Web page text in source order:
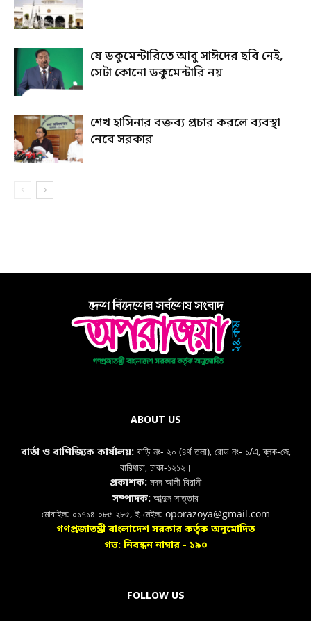
যে ডকুমেন্টারিতে আবু সাঈদের ছবি নেই,
সেটা কোনো ডকুমেন্টারি নয়
শেখ হাসিনার বক্তব্য প্রচার করলে ব্যবস্থা
নেবে সরকার
ABOUT US
বার্তা ও বাণিজ্যিক কার্যালয়: বাড়ি নং- ২০ (৪র্থ তলা), রোড নং- ১/এ, ব্লক-জে,
বারিধারা, ঢাকা-১২১২।
প্রকাশক:মদদ আলী বিরানী
সম্পাদক: আব্দুস সাত্তার
মোবাইল: ০১৭১৪ ০৮৫ ২৮৫, ই-মেইল: oporazoya@gmail.com
গণপ্রজাতন্ত্রী বাংলাদেশ সরকার কর্তৃক অনুমোদিত
গভ: নিবন্ধন নাম্বার - ১৯০
FOLLOW US